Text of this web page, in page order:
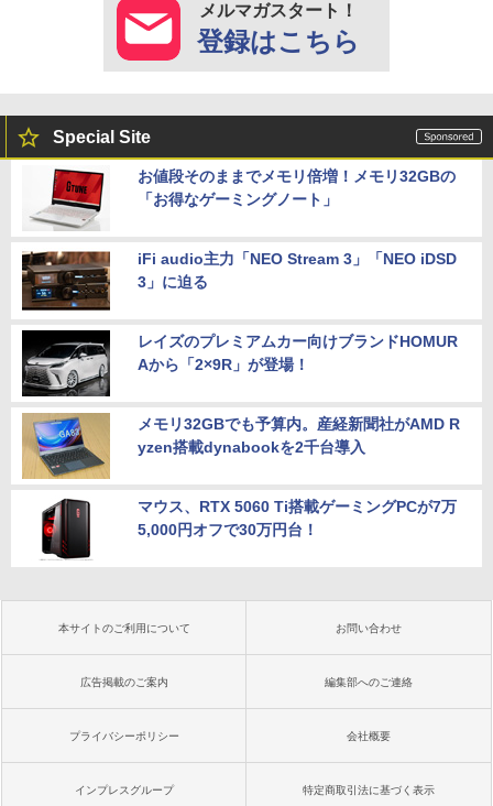
メルマガスタート！
登録はこちら
Special Site
お値段そのままでメモリ倍増！メモリ32GBの
「お得なゲーミングノート」
iFi audio主力「NEO Stream 3」「NEO iDSD
3」に迫る
レイズのプレミアムカー向けブランドHOMUR
Aから「2×9R」が登場！
メモリ32GBでも予算内。産経新聞社がAMD R
yzen搭載dynabookを2千台導入
マウス、RTX 5060 Ti搭載ゲーミングPCが7万
5,000円オフで30万円台！
本サイトのご利用について お問い合わせ
広告掲載のご案内 編集部へのご連絡
プライバシーポリシー 会社概要
インプレスグループ 特定商取引法に基づく表示